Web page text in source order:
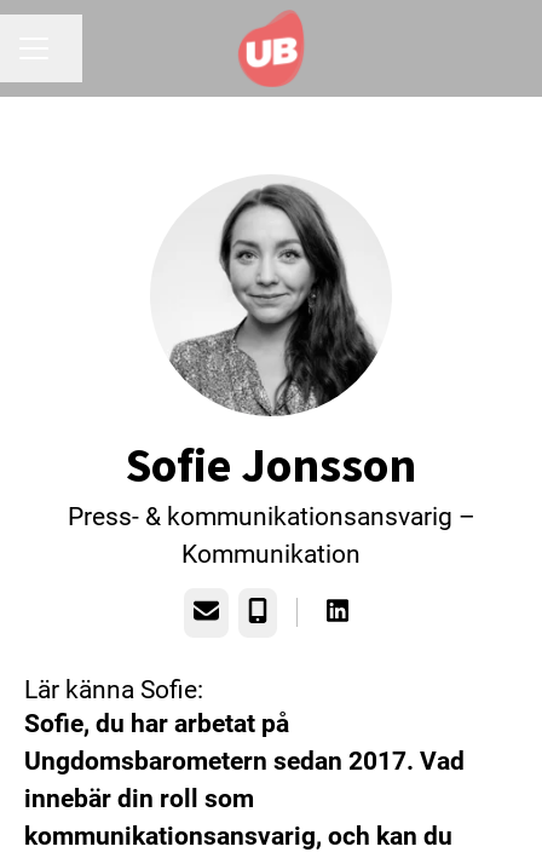
Sofie Jonsson
Press- & kommunikationsansvarig –
Kommunikation
E-post Telefon
Lär känna Sofie:
Sofie, du har arbetat på
Ungdomsbarometern sedan 2017. Vad
innebär din roll som
kommunikationsansvarig, och kan du